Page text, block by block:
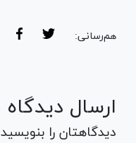
هم‌رسانی:
ارسال دیدگاه
دیدگاهتان را بنویسید